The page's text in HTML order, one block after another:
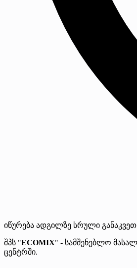
იწურება ადგილზე სრული
შპს "ECOMIX" - სამშენებლო
ცენტრში.